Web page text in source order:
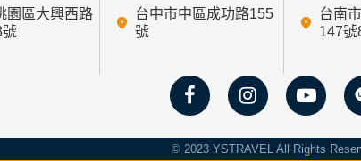
園區大興西路
號
台中市中區成功路155
號
台南
147號
© 2023 YSTRAVEL All Rights